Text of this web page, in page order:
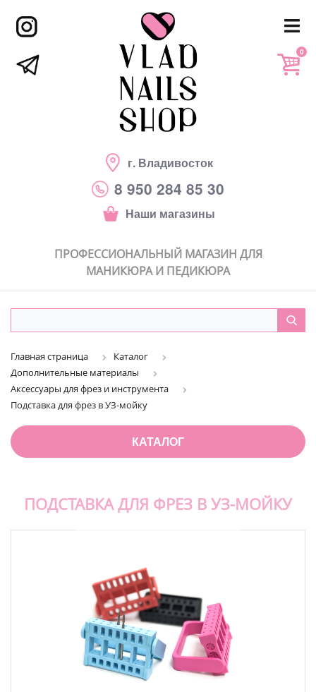
г. Владивосток
8 950 284 85 30
Наши магазины
0
ПРОФЕССИОНАЛЬНЫЙ МАГАЗИН ДЛЯ
МАНИКЮРА И ПЕДИКЮРА
Главная страница
Каталог
Дополнительные материалы
Аксессуары для фрез и инструмента
Подставка для фрез в УЗ-мойку
КАТАЛОГ
ПОДСТАВКА ДЛЯ ФРЕЗ В УЗ-МОЙКУ